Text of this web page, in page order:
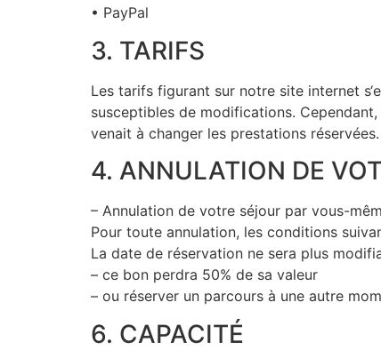
• PayPal
3. TARIFS
Les tarifs figurant sur notre site internet
susceptibles de modifications.
venait à changer les prestations réservées.
4. ANNULATION DE
– Annulation de votre séjour par vous-
Pour toute annulation, les conditions
La date de réservation ne sera plus
– ce bon perdra 50% de sa valeur
– ou réserver un parcours à une autre
6. CAPACITÉ